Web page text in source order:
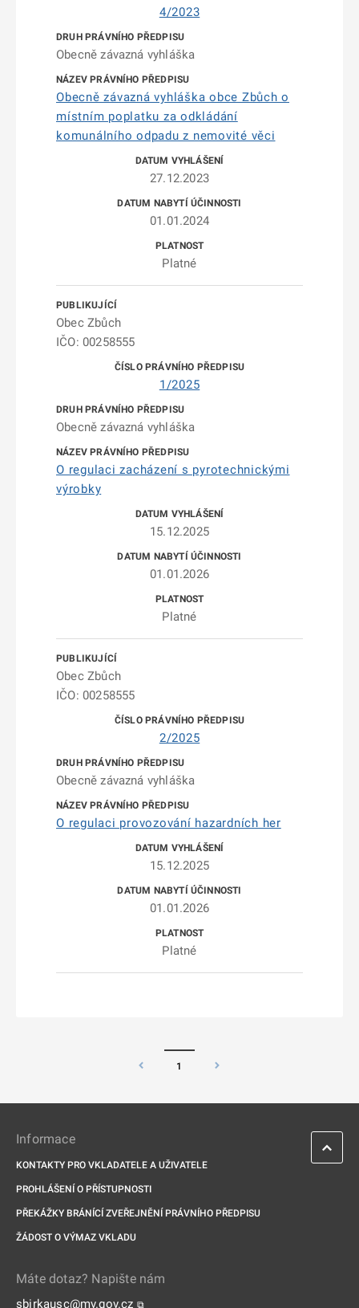
4/2023
Obecně závazná vyhláška
Obecně závazná vyhláška obce Zbůch o
místním poplatku za odkládání
komunálního odpadu z nemovité věci
27.12.2023
01.01.2024
Platné
Obec Zbůch
IČO: 00258555
1/2025
Obecně závazná vyhláška
O regulaci zacházení s pyrotechnickými
výrobky
15.12.2025
01.01.2026
Platné
Obec Zbůch
IČO: 00258555
2/2025
Obecně závazná vyhláška
O regulaci provozování hazardních her
15.12.2025
01.01.2026
Platné
1
Informace
KONTAKTY PRO VKLADATELE A UŽIVATELE
PROHLÁŠENÍ O PŘÍSTUPNOSTI
PŘEKÁŽKY BRÁNÍCÍ ZVEŘEJNĚNÍ PRÁVNÍHO PŘEDPISU
ŽÁDOST O VÝMAZ VKLADU
Máte dotaz? Napište nám
sbirkausc@mv.gov.cz ⧉